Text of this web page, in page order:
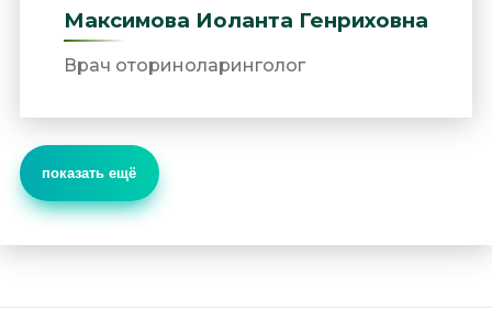
Максимова Иоланта Генриховна
Врач оториноларинголог
показать ещё